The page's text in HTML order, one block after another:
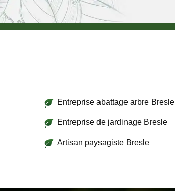
Entreprise abattage arbre Bresle
Entreprise de jardinage Bresle
Artisan paysagiste Bresle